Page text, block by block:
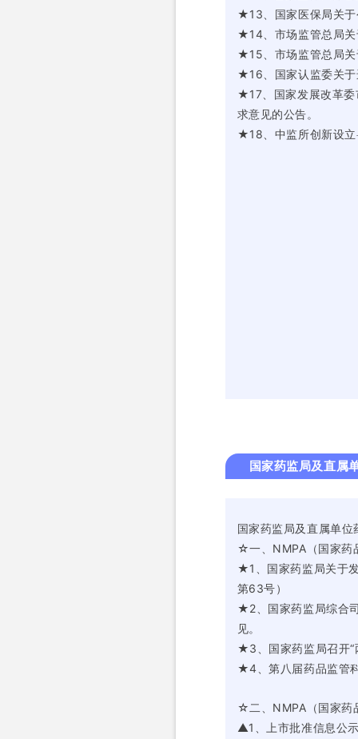
★13、国家医保局关于
★14、市场监管总局关
★15、市场监管总局关
★16、国家认监委关于
★17、国家发展改革委
求意见的公告。
★18、中监所创新设立
国家药监局及直属
国家药监局及直属单
☆一、NMPA（国家药
★1、国家药监局关于
第63号）
★2、国家药监局综合
见。
★3、国家药监局召开“
★4、第八届药品监管
☆二、NMPA（国家药
▲1、上市批准信息公